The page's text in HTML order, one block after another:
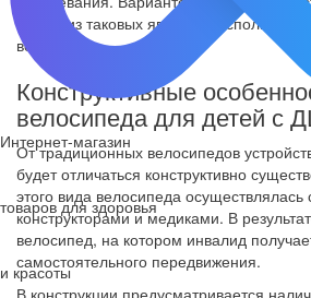
Интернет-магазин
товаров для здоровья
и красоты
одним из таковых является
велосипеда.
Конструктивные
велосипеда для детей с
От традиционных велосипедов
будет отличаться конструктивно
этого вида велосипеда осуществлялась
конструкторами и медиками. В
велосипед, на котором инвалид
самостоятельного передвижения.
В конструкции предусматривается